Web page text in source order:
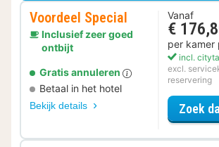
Voordeel Special
Inclusief zeer goed
ontbijt
Gratis annuleren
Betaal in het hotel
Bekijk details
Vanaf
€
per kamer
incl.
excl.
reservering
Zoek